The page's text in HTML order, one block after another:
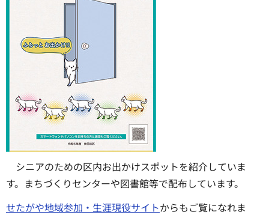
シニアのための区内お出かけスポットを紹介していま
す。まちづくりセンターや図書館等で配布しています。
せたがや地域参加・生涯現役サイトからもご覧になれま